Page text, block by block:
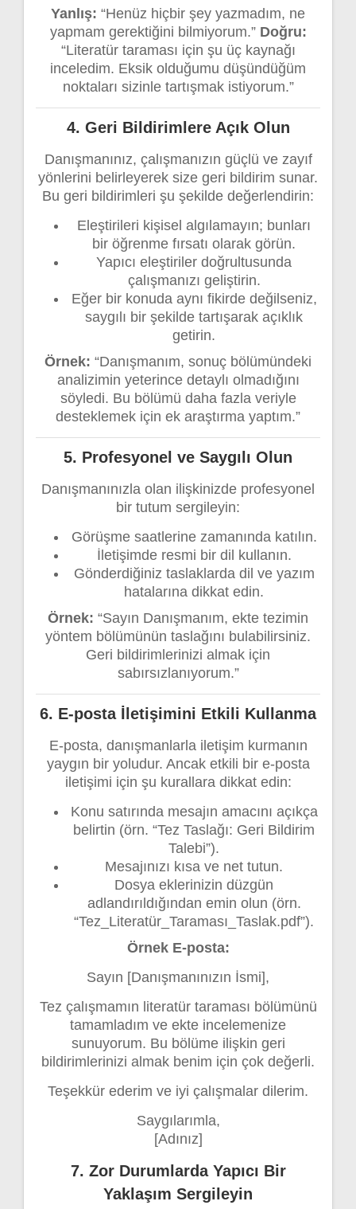
Yanlış: “Henüz hiçbir şey yazmadım, ne
yapmam gerektiğini bilmiyorum.” Doğru:
“Literatür taraması için şu üç kaynağı
inceledim. Eksik olduğumu düşündüğüm
noktaları sizinle tartışmak istiyorum.”
4. Geri Bildirimlere Açık Olun
Danışmanınız, çalışmanızın güçlü ve zayıf
yönlerini belirleyerek size geri bildirim sunar.
Bu geri bildirimleri şu şekilde değerlendirin:
Eleştirileri kişisel algılamayın; bunları
bir öğrenme fırsatı olarak görün.
Yapıcı eleştiriler doğrultusunda
çalışmanızı geliştirin.
Eğer bir konuda aynı fikirde değilseniz,
saygılı bir şekilde tartışarak açıklık
getirin.
Örnek: “Danışmanım, sonuç bölümündeki
analizimin yeterince detaylı olmadığını
söyledi. Bu bölümü daha fazla veriyle
desteklemek için ek araştırma yaptım.”
5. Profesyonel ve Saygılı Olun
Danışmanınızla olan ilişkinizde profesyonel
bir tutum sergileyin:
Görüşme saatlerine zamanında katılın.
İletişimde resmi bir dil kullanın.
Gönderdiğiniz taslaklarda dil ve yazım
hatalarına dikkat edin.
Örnek: “Sayın Danışmanım, ekte tezimin
yöntem bölümünün taslağını bulabilirsiniz.
Geri bildirimlerinizi almak için
sabırsızlanıyorum.”
6. E-posta İletişimini Etkili Kullanma
E-posta, danışmanlarla iletişim kurmanın
yaygın bir yoludur. Ancak etkili bir e-posta
iletişimi için şu kurallara dikkat edin:
Konu satırında mesajın amacını açıkça
belirtin (örn. “Tez Taslağı: Geri Bildirim
Talebi”).
Mesajınızı kısa ve net tutun.
Dosya eklerinizin düzgün
adlandırıldığından emin olun (örn.
“Tez_Literatür_Taraması_Taslak.pdf”).
Örnek E-posta:
Sayın [Danışmanınızın İsmi],
Tez çalışmamın literatür taraması bölümünü
tamamladım ve ekte incelemenize
sunuyorum. Bu bölüme ilişkin geri
bildirimlerinizi almak benim için çok değerli.
Teşekkür ederim ve iyi çalışmalar dilerim.
Saygılarımla,
[Adınız]
7. Zor Durumlarda Yapıcı Bir
Yaklaşım Sergileyin